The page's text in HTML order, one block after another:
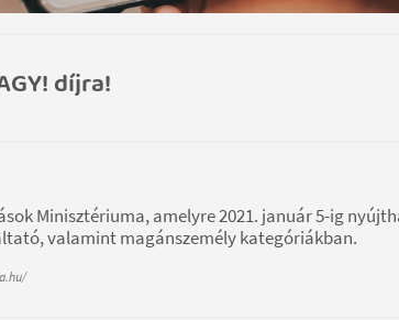
díjra!
Minisztériuma, amelyre 2021. január 5-ig
valamint magánszemély kategóriákban.